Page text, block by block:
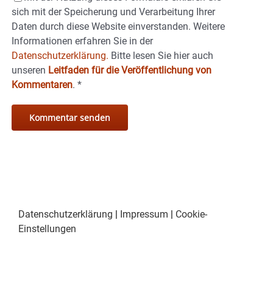
sich mit der Speicherung und Verarbeitung Ihrer
Daten durch diese Website einverstanden. Weitere
Informationen erfahren Sie in der
Datenschutzerklärung. Bitte lesen Sie hier auch
unseren Leitfaden für die Veröffentlichung von
Kommentaren. *
Datenschutzerklärung Impressum
Cookie-
Einstellungen